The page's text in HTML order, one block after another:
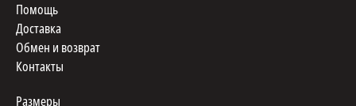
Помощь
Доставка
Обмен и возврат
Контакты
Размеры